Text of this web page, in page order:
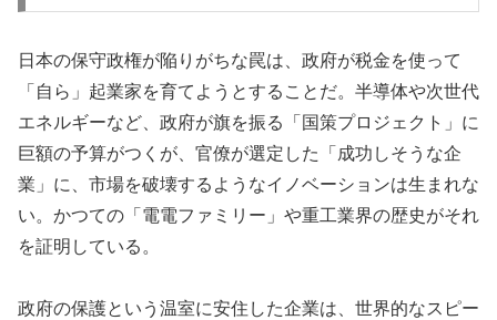
日本の保守政権が陥りがちな罠は、政府が税金を使って
「自ら」起業家を育てようとすることだ。半導体や次世代
エネルギーなど、政府が旗を振る「国策プロジェクト」に
巨額の予算がつくが、官僚が選定した「成功しそうな企
業」に、市場を破壊するようなイノベーションは生まれな
い。かつての「電電ファミリー」や重工業界の歴史がそれ
を証明している。
政府の保護という温室に安住した企業は、世界的なスピー